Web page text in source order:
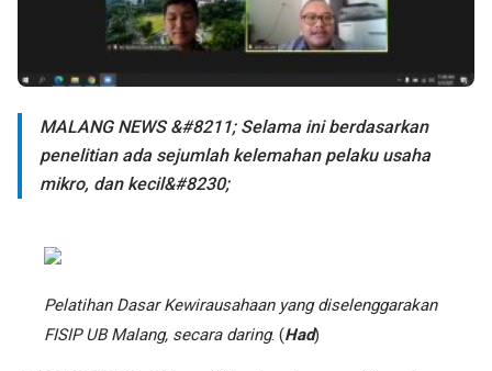
MALANG NEWS &#8211; Selama ini berdasarkan
penelitian ada sejumlah kelemahan pelaku usaha
mikro, dan kecil&#8230;
Pelatihan Dasar Kewirausahaan yang diselenggarakan
FISIP UB Malang, secara daring. (Had)